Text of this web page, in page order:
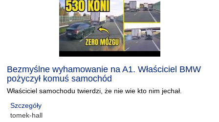
Bezmyślne wyhamowanie na A1. Właściciel BMW
pożyczył komuś samochód
Właściciel samochodu twierdzi, że nie wie kto nim jechał.
Szczegóły
tomek-hall